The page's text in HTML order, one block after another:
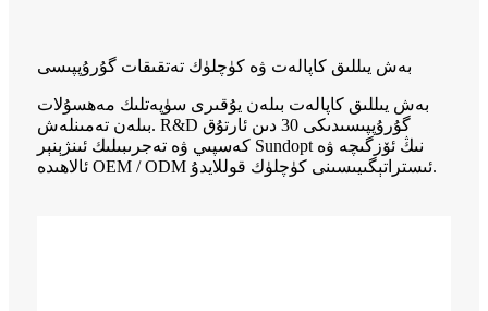
بەش يىللىق كاپالەت ۋە كۈچلۈك تەتقىقات گۇرۇپپىسى
بەش يىللىق كاپالەت بىلەن يۇقىرى سۈپەتلىك مەھسۇلات
بىلەن تەمىنلەش. R&D گۇرۇپپىسىدىكى 30 دىن ئارتۇق
كەسپىي ۋە تەجرىبىلىك ئىنژېنېر Sundopt نىڭ ئۆزگىچە ۋە
ئالاھىدە OEM / ODM ئىستراتېگىيىسىنى كۈچلۈك قوللايدۇ.